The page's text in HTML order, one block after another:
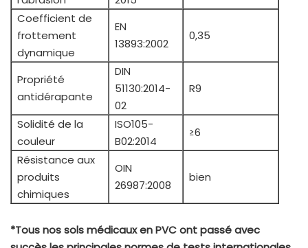
Coefficient de
frottement
dynamique
EN
13893:2002
0,35
Propriété
antidérapante
DIN
51130:2014-
02
R9
Solidité de la
couleur
ISO105-
B02:2014
≥6
Résistance aux
produits
chimiques
OIN
26987:2008
bien
*Tous nos sols médicaux en PVC ont passé avec